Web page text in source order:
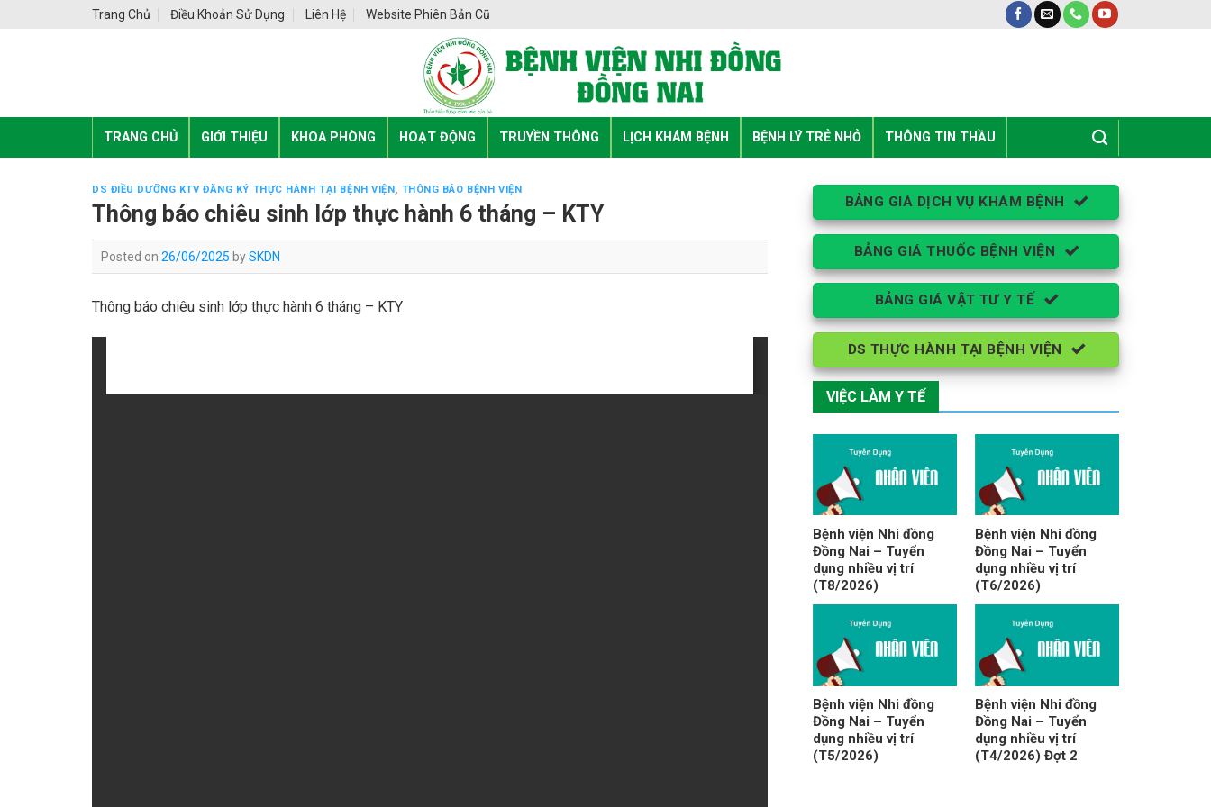
Trang Chủ Điều Khoản Sử Dụng Liên Hệ Website Phiên Bản Cũ
TRANG CHỦ GIỚI THIỆU KHOA PHÒNG HOẠT ĐỘNG TRUYỀN THÔNG LỊCH KHÁM BỆNH BỆNH LÝ TRẺ NHỎ THÔNG TIN THẦU
DS ĐIỀU DƯỠNG KTV ĐĂNG KÝ THỰC HÀNH TẠI BỆNH VIỆN, THÔNG BÁO BỆNH VIỆN
Thông báo chiêu sinh lớp thực hành 6 tháng – KTY
Posted on 26/06/2025 bySKDN
Thông báo chiêu sinh lớp thực hành 6 tháng – KTY
BẢNG GIÁ DỊCH VỤ KHÁM BỆNH
BẢNG GIÁ THUỐC BỆNH VIỆN
BẢNG GIÁ VẬT TƯ Y TẾ
DS THỰC HÀNH TẠI BỆNH VIỆN
VIỆC LÀM Y TẾ
Bệnh viện Nhi đồng
Đồng Nai – Tuyển
dụng nhiều vị trí
(T8/2026)
Bệnh viện Nhi đồng
Đồng Nai – Tuyển
dụng nhiều vị trí
(T6/2026)
Bệnh viện Nhi đồng
Đồng Nai – Tuyển
dụng nhiều vị trí
(T5/2026)
Bệnh viện Nhi đồng
Đồng Nai – Tuyển
dụng nhiều vị trí
(T4/2026) Đợt 2